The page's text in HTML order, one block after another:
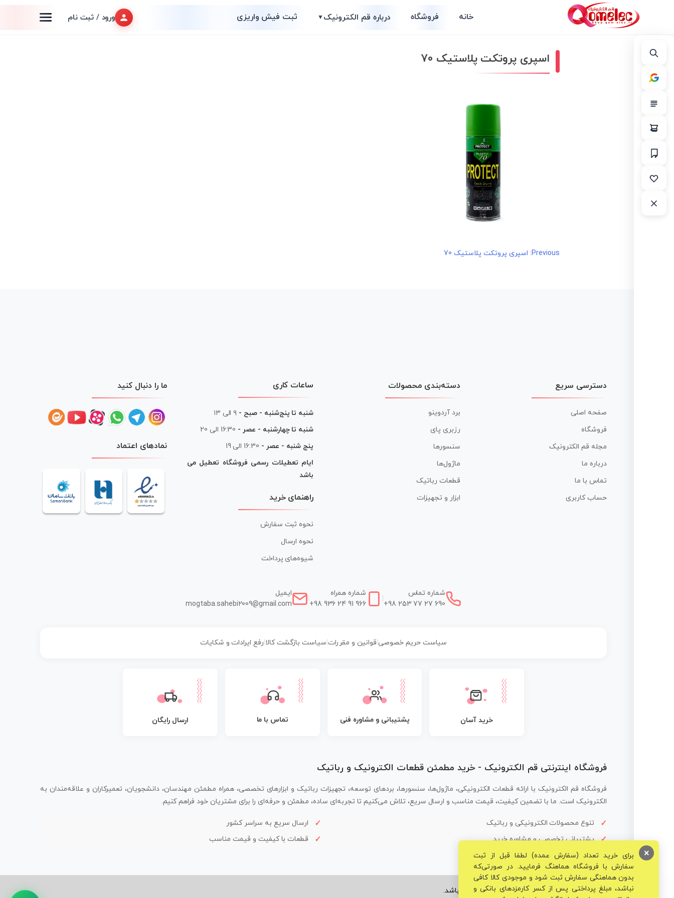
خانه فروشگاه درباره قم الکترونیک▼ ثبت فیش واریزی ورود / ثبت نام
اسپری پروتکت پلاستیک 70
راهبری
Previous: اسپری پروتکت پلاستیک 70
دسترسی سریع
صفحه اصلی
فروشگاه
مجله قم الکترونیک
درباره ما
تماس با ما
حساب کاربری
دسته‌بندی محصولات
برد آردوینو
رزبری پای
سنسورها
ماژول‌ها
قطعات رباتیک
ابزار و تجهیزات
ساعات کاری
شنبه تا پنج‌شنبه - صبح - ۹ الی ۱۳
شنبه تا چهارشنبه - عصر - 16:30 الی 20
پنج شنبه - عصر - 16:30 الی 19
ایام تعطیلات رسمی فروشگاه تعطیل می
باشد
راهنمای خرید
نحوه ثبت سفارش
نحوه ارسال
شیوه‌های پرداخت
ما را دنبال کنید
نمادهای اعتماد
شماره تماس
+98 253 77 27 690
شماره همراه
+98 936 24 91 966
ایمیل
mogtaba.sahebi2009@gmail.com
سیاست حریم خصوصی| قوانین و مقررات سیاست بازگشت کالا رفع ایرادات و شکایات
خرید آسان پشتیبانی و مشاوره فنی تماس با ما ارسال رایگان
فروشگاه اینترنتی قم الکترونیک - خرید مطمئن قطعات الکترونیک و رباتیک
فروشگاه قم الکترونیک با ارائه قطعات الکترونیکی، ماژول‌ها، سنسورها، بردهای توسعه، تجهیزات رباتیک و ابزارهای تخصصی، همراه مطمئن مهندسان، دانشجویان، تعمیرکاران و علاقه‌مندان به
الکترونیک است. ما با تضمین کیفیت، قیمت مناسب و ارسال سریع، تلاش می‌کنیم تا تجربه‌ای ساده، مطمئن و حرفه‌ای را برای مشتریان خود فراهم کنیم.
تنوع محصولات الکترونیکی و رباتیک
ارسال سریع به سراسر کشور
پشتیبانی تخصصی و مشاوره خرید
قطعات با کیفیت و قیمت مناسب
© تمامی حقوق برای فروشگاه تخصصی قم الکترونیک محفوظ می‌باشد.
برای خرید تعداد (سفارش عمده) لطفا قبل از ثبت
سفارش با فروشگاه هماهنگ فرمایید. در صورتی‌که
بدون هماهنگی سفارش ثبت شود و موجودی کالا کافی
نباشد، مبلغ پرداختی پس از کسر کارمزدهای بانکی و
×